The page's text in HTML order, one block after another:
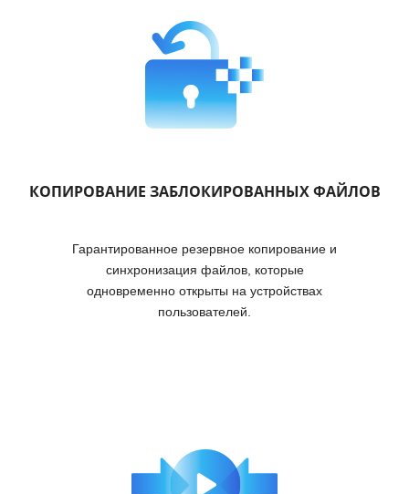
КОПИРОВАНИЕ ЗАБЛОКИРОВАННЫХ ФАЙЛОВ
Гарантированное резервное копирование и
синхронизация файлов, которые
одновременно открыты на устройствах
пользователей.